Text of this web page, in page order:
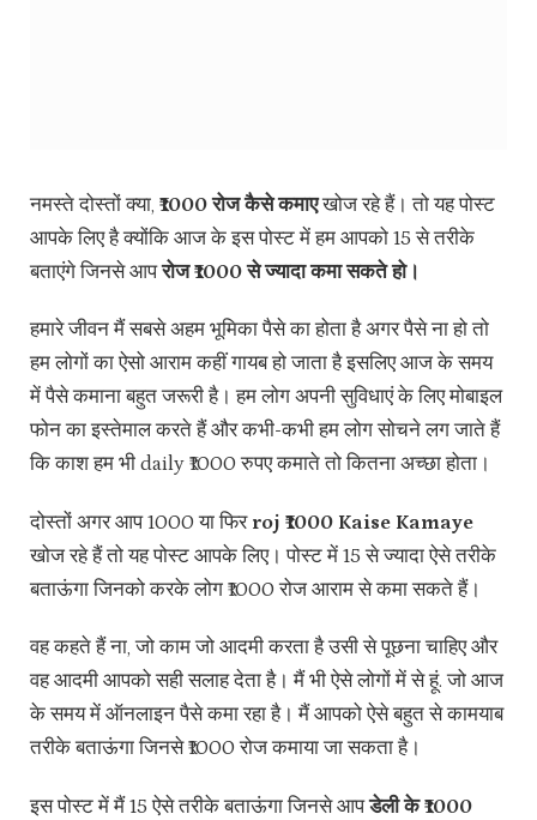
नमस्ते दोस्तों क्या, ₹1000 रोज कैसे कमाएखोज रहे हैं। तो यह पोस्ट
आपके लिए है क्योंकि आज के इस पोस्ट में हम आपको 15 से तरीके
बताएंगे जिनसे आपरोज ₹1000 से ज्यादा कमा सकते हो।
हमारे जीवन मैं सबसे अहम भूमिका पैसे का होता है अगर पैसे ना हो तो
हम लोगों का ऐसो आराम कहीं गायब हो जाता है इसलिए आज के समय
में पैसे कमाना बहुत जरूरी है। हम लोग अपनी सुविधाएं के लिए मोबाइल
फोन का इस्तेमाल करते हैं और कभी-कभी हम लोग सोचने लग जाते हैं
कि काश हम भी daily ₹1000 रुपए कमाते तो कितना अच्छा होता।
दोस्तों अगर आप 1000 या फिर roj ₹1000 Kaise Kamaye
खोज रहे हैं तो यह पोस्ट आपके लिए। पोस्ट में 15 से ज्यादा ऐसे तरीके
बताऊंगा जिनको करके लोग ₹1000 रोज आराम से कमा सकते हैं।
वह कहते हैं ना, जो काम जो आदमी करता है उसी से पूछना चाहिए और
वह आदमी आपको सही सलाह देता है। मैं भी ऐसे लोगों में से हूं. जो आज
के समय में ऑनलाइन पैसे कमा रहा है। मैं आपको ऐसे बहुत से कामयाब
तरीके बताऊंगा जिनसे ₹1000 रोज कमाया जा सकता है।
इस पोस्ट में मैं 15 ऐसे तरीके बताऊंगा जिनसे आपडेली के ₹1000